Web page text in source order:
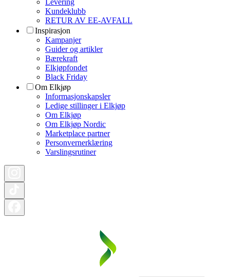
Levering
Kundeklubb
RETUR AV EE-AVFALL
Inspirasjon
Kampanjer
Guider og artikler
Bærekraft
Elkjøpfondet
Black Friday
Om Elkjøp
Informasjonskapsler
Ledige stillinger i Elkjøp
Om Elkjøp
Om Elkjøp Nordic
Marketplace partner
Personvernerklæring
Varslingsrutiner